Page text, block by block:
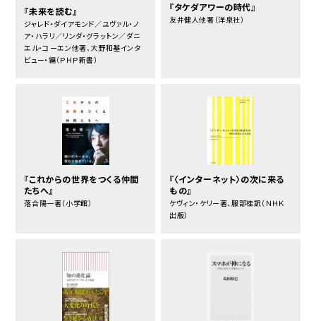
『未来を読む』
ジャレド・ダイアモンド／ユヴァル・ノ
ア・ハラリ／リンダ・グラットン／ダニ
エル・コーエン他著、大野和基インタ
ビュー・編（ＰＨＰ新書）
『タケダアワーの時代』
友井健人他著（洋泉社）
『これからの世界をつくる仲間
たちへ』
落合陽一著（小学館）
『〈インターネット〉の次に来る
もの』
ケヴィン・ケリー著、服部桂訳（ＮＨＫ
出版）